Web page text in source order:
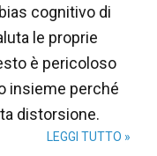
cognitivo di
le proprie
è pericoloso
insieme perché
distorsione.
LEGGI TUTTO »